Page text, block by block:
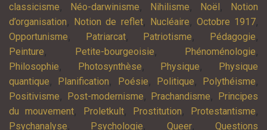
classicisme, Néo-darwinisme, Nihilisme, Noël ,
Notion
d’organisation, Notion de reflet, Nucléaire, Octobre 1917,
Opportunisme, Patriarcat, Patriotisme, Pédagogie,
Peinture, Petite-bourgeoisie, Phénoménologie,
Philosophie, Photosynthèse, Physique,
Physique
quantique, Planification, Poésie, Politique, Polythéisme,
Positivisme, Post-modernisme, Prachandisme,
Principes
du mouvement, Proletkult, Prostitution, Protestantisme,
Psychanalyse, Psychologie, Queer,Questions